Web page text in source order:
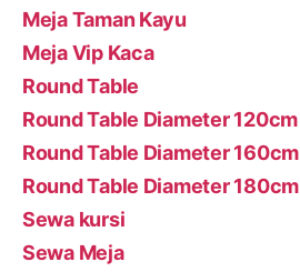
Meja Taman Kayu
Meja Vip Kaca
Round Table
Round Table Diameter 120cm
Round Table Diameter 160cm
Round Table Diameter 180cm
Sewa kursi
Sewa Meja